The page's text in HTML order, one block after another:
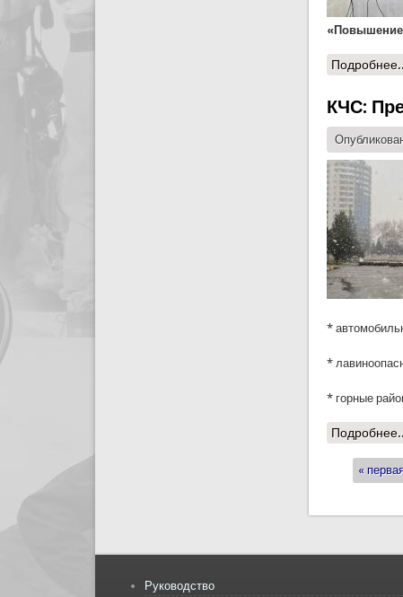
«Повышение
КЧС:
*
*
* горные
«
Руководство